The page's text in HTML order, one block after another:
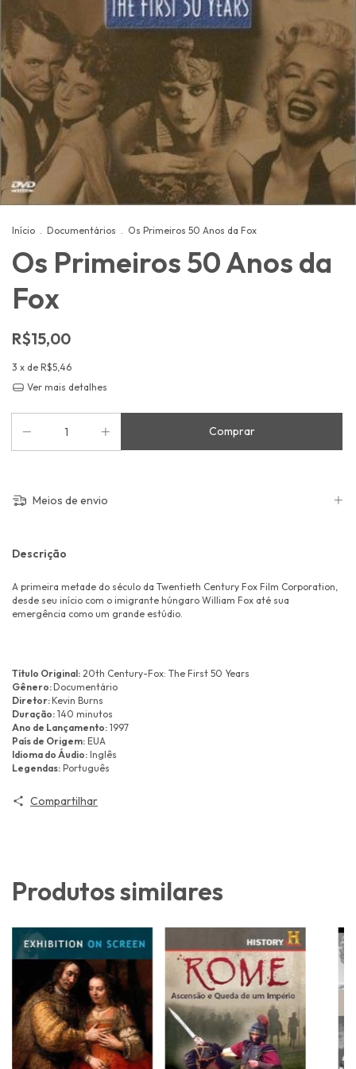
Início . Documentários . Os Primeiros 50 Anos da Fox
Os Primeiros 50 Anos da
Fox
R$15,00
3 x de R$5,46
Ver mais detalhes
Meios de envio
Descrição
A primeira metade do século da Twentieth Century Fox Film Corporation,
desde seu início com o imigrante húngaro William Fox até sua
emergência como um grande estúdio.
Título Original: 20th Century-Fox: The First 50 Years
Gênero:Documentário
Diretor:Kevin Burns
Duração: 140 minutos
Ano de Lançamento: 1997
País de Origem: EUA
Idioma do Áudio: Inglês
Legendas: Português
Compartilhar
Produtos similares